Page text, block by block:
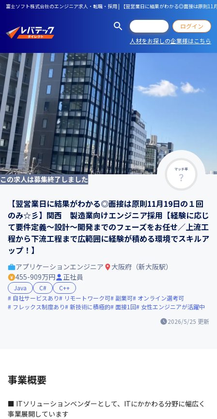
富士ソフト株式会社のエンジニア求人・転職・採用 | 【翌営業日に結果がわかる◎面接は原則
ログイン
人材をお探しの企業様はこちら
マッチ率
この求人は募集終了しました
【翌営業日に結果がわかる◎面接は原則11月19日の１回
のみ☆彡】関西 製造業向けエンジニア採用【経験に応じ
て要件定義～設計～開発までのフェーズをお任せ／上流工
程から下流工程まで広範囲に経験が積める環境でスキルア
ップ！】
2026/5/25 更新
アプリケーションエンジニア
大阪府（新大阪駅）
455-909万円
正社員
Java C#
C++
自社サービスあり
リモートワーク可 副業可
オンライン選考可
フレックス制度あり
新技術に積極的 面接1回 女性エンジニアが活躍中
事業概要
■ ITソリューションベンダーとして、ITにかかわる分野に幅広く
事業展開しています